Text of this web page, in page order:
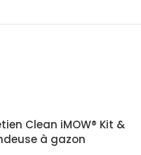
Clean iMOW® Kit &
à gazon